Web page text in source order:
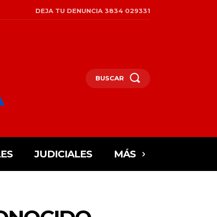
DEJA TU DENUNCIA 3834 029331
BUSCAR
JUDICIALES MÁS